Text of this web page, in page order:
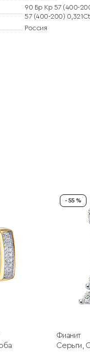
90 Бр Кр 57 (400-
57 (400-200)
Россия
- 55 %
Фианит
Серьги,